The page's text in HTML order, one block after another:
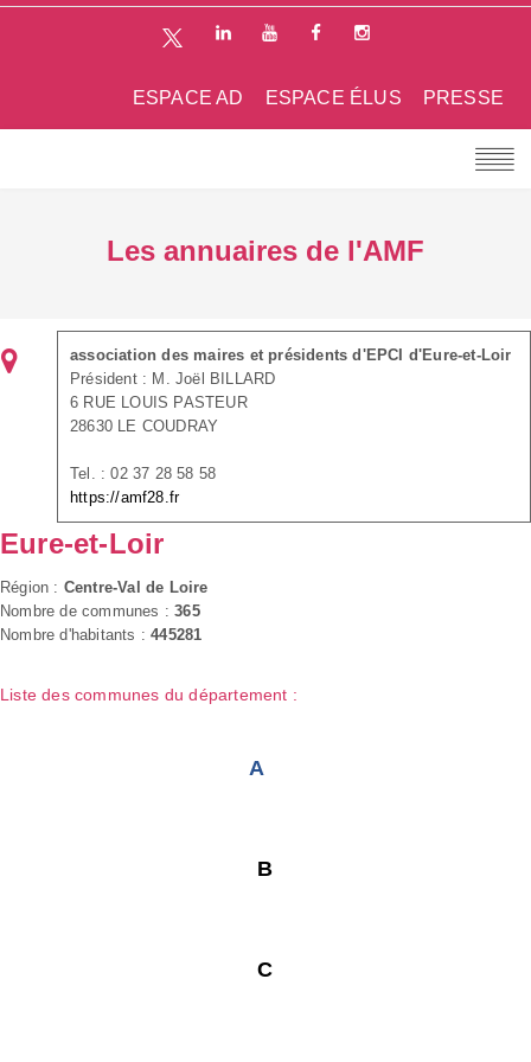
PRESSE
ESPACE ÉLUS
ESPACE AD
Les annuaires de l'AMF
association des maires et présidents d'EPCI d'Eure-et-Loir
Président : M. Joël BILLARD
6 RUE LOUIS PASTEUR
28630 LE COUDRAY
Tel. : 02 37 28 58 58
https://amf28.fr
Eure-et-Loir
Région : Centre-Val de Loire
Nombre de communes :365
Nombre d'habitants :445281
Liste des communes du département :
A
B
C